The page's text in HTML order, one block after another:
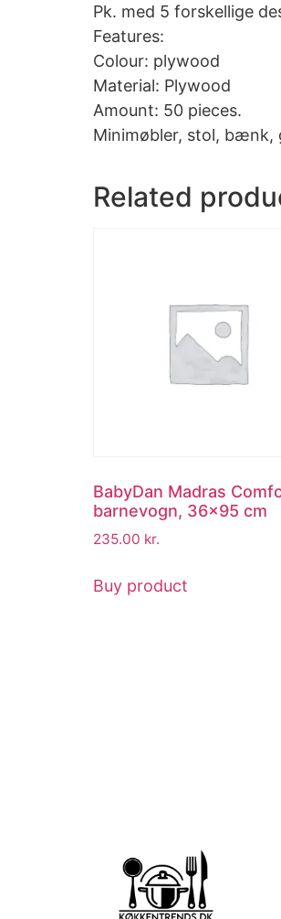
Pk. med 5 forskellige
Features:
Colour: plywood
Material: Plywood
Amount: 50 pieces.
Minimøbler, stol, bænk,
Related
BabyDan Madras
barnevogn, 36×95 cm
235.00 kr.
Buy product